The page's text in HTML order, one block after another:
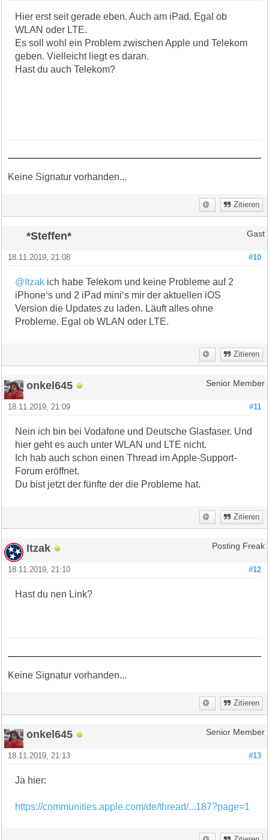
Hier erst seit gerade eben. Auch am iPad. Egal ob
WLAN oder LTE.
Es soll wohl ein Problem zwischen Apple und Telekom
geben. Vielleicht liegt es daran.
Hast du auch Telekom?
Keine Signatur vorhanden...
Zitieren
*Steffen* Gast
#10
18.11.2019, 21:08
@Itzak ich habe Telekom und keine Probleme auf 2
iPhone‘s und 2 iPad mini‘s mir der aktuellen iOS
Version die Updates zu laden. Läuft alles ohne
Probleme. Egal ob WLAN oder LTE.
Zitieren
onkel645 Senior Member
#11
18.11.2019, 21:09
Nein ich bin bei Vodafone und Deutsche Glasfaser. Und
hier geht es auch unter WLAN und LTE nicht.
Ich hab auch schon einen Thread im Apple-Support-
Forum eröffnet.
Du bist jetzt der fünfte der die Probleme hat.
Zitieren
Itzak Posting Freak
#12
18.11.2019, 21:10
Hast du nen Link?
Keine Signatur vorhanden...
Zitieren
onkel645 Senior Member
#13
18.11.2019, 21:13
Ja hier:
https://communities.apple.com/de/thread/...187?page=1